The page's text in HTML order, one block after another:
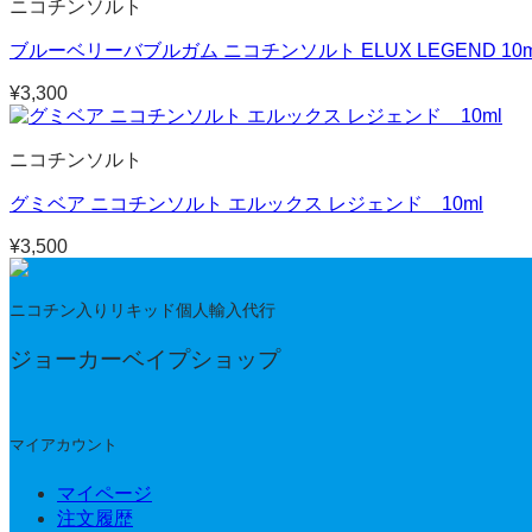
ニコチンソルト
ブルーベリーバブルガム ニコチンソルト ELUX LEGEND
¥3,300
ニコチンソルト
グミベア ニコチンソルト エルックス レジェンド 10ml
¥3,500
ニコチン入りリキッド個人輸入代行
ジョーカーベイプショップ
マイアカウント
マイページ
注文履歴